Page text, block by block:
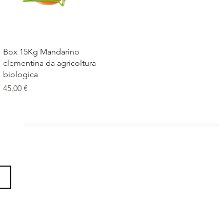
Vista rapida
Box 15Kg Mandarino
clementina da agricoltura
biologica
Prezzo
45,00 €